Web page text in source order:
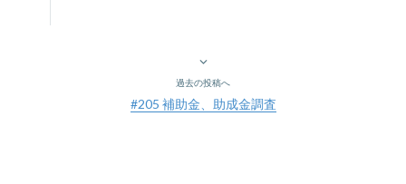
過去の投稿へ
#205 補助金、助成金調査